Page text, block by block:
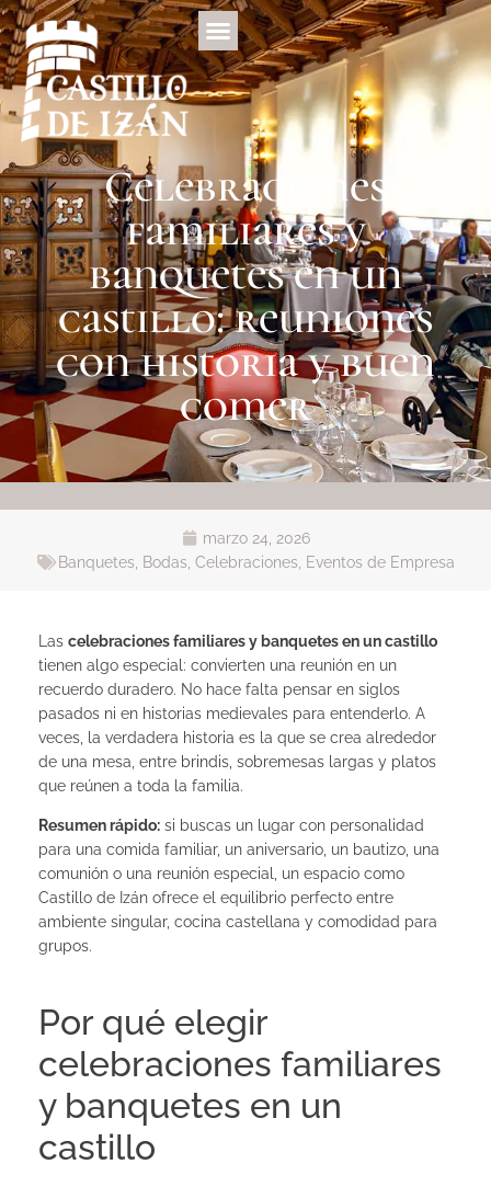
Celebraciones
familiares y
banquetes en un
castillo: reuniones
con historia y buen
comer
marzo 24, 2026
Banquetes
Bodas Celebraciones Eventos de Empresa
Las celebraciones familiares y banquetes en un castillo
tienen algo especial: convierten una reunión en un
recuerdo duradero. No hace falta pensar en siglos
pasados ni en historias medievales para entenderlo. A
veces, la verdadera historia es la que se crea alrededor
de una mesa, entre brindis, sobremesas largas y platos
que reúnen a toda la familia.
Resumen rápido: si buscas un lugar con personalidad
para una comida familiar, un aniversario, un bautizo, una
comunión o una reunión especial, un espacio como
Castillo de Izán ofrece el equilibrio perfecto entre
ambiente singular, cocina castellana y comodidad para
grupos.
Por qué elegir
celebraciones familiares
y banquetes en un
castillo